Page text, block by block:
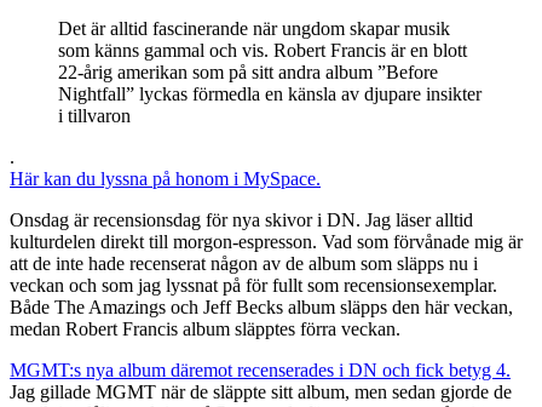
Det är alltid fascinerande när ungdom skapar musik
som känns gammal och vis. Robert Francis är en blott
22-årig amerikan som på sitt andra album ”Before
Nightfall” lyckas förmedla en känsla av djupare insikter
i tillvaron
.
Här kan du lyssna på honom i MySpace.
Onsdag är recensionsdag för nya skivor i DN. Jag läser alltid
kulturdelen direkt till morgon-espresson. Vad som förvånade mig är
att de inte hade recenserat någon av de album som släpps nu i
veckan och som jag lyssnat på för fullt som recensionsexemplar.
Både The Amazings och Jeff Becks album släpps den här veckan,
medan Robert Francis album släpptes förra veckan.
MGMT:s nya album däremot recenserades i DN och fick betyg 4.
Jag gillade MGMT när de släppte sitt album, men sedan gjorde de